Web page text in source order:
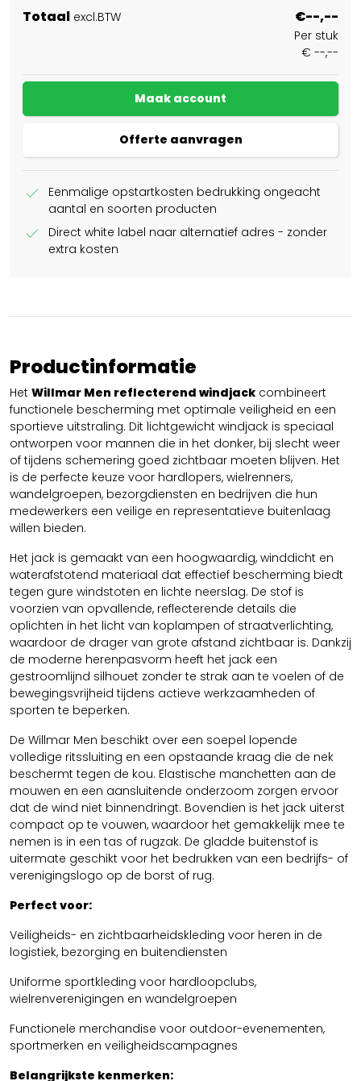
Totaal excl.BTW €--,--
Per stuk
€ --,--
Maak account
Offerte aanvragen
check
Eenmalige opstartkosten bedrukking ongeacht
aantal en soorten producten
check
Direct white label naar alternatief adres - zonder
extra kosten
Productinformatie
Het Willmar Men reflecterend windjack combineert
functionele bescherming met optimale veiligheid en een
sportieve uitstraling. Dit lichtgewicht windjack is speciaal
ontworpen voor mannen die in het donker, bij slecht weer
of tijdens schemering goed zichtbaar moeten blijven. Het
is de perfecte keuze voor hardlopers, wielrenners,
wandelgroepen, bezorgdiensten en bedrijven die hun
medewerkers een veilige en representatieve buitenlaag
willen bieden.
Het jack is gemaakt van een hoogwaardig, winddicht en
waterafstotend materiaal dat effectief bescherming biedt
tegen gure windstoten en lichte neerslag. De stof is
voorzien van opvallende, reflecterende details die
oplichten in het licht van koplampen of straatverlichting,
waardoor de drager van grote afstand zichtbaar is. Dankzij
de moderne herenpasvorm heeft het jack een
gestroomlijnd silhouet zonder te strak aan te voelen of de
bewegingsvrijheid tijdens actieve werkzaamheden of
sporten te beperken.
De Willmar Men beschikt over een soepel lopende
volledige ritssluiting en een opstaande kraag die de nek
beschermt tegen de kou. Elastische manchetten aan de
mouwen en een aansluitende onderzoom zorgen ervoor
dat de wind niet binnendringt. Bovendien is het jack uiterst
compact op te vouwen, waardoor het gemakkelijk mee te
nemen is in een tas of rugzak. De gladde buitenstof is
uitermate geschikt voor het bedrukken van een bedrijfs- of
verenigingslogo op de borst of rug.
Perfect voor:
Veiligheids- en zichtbaarheidskleding voor heren in de
logistiek, bezorging en buitendiensten
Uniforme sportkleding voor hardloopclubs,
wielrenverenigingen en wandelgroepen
Functionele merchandise voor outdoor-evenementen,
sportmerken en veiligheidscampagnes
Belangrijkste kenmerken: